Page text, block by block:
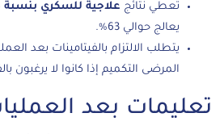
تعطي نتائج علاجية للسكري بنسبة 83-100%
يعالج حوالي 63%.
يتطلب الالتزام بالفيتامينات بعد
المرضى التكميم إذا كانوا لا يرغبون
تعليمات بعد